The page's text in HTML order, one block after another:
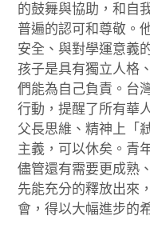
的鼓舞與協助，和自
普遍的認可和尊敬。
安全、與對學運意義
孩子是具有獨立人格
們能為自己負責。台
行動，提醒了所有華
父長思維、精神上「
主義，可以休矣。青
儘管還有需要更成熟
先能充分的釋放出來
會，得以大幅進步的